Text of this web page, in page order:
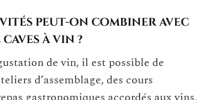
peut-on combiner avec
à vin ?
de vin, il est possible de
d’assemblage, des cours